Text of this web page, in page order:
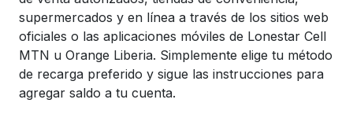
supermercados y en línea a través de los sitios web
oficiales o las aplicaciones móviles de Lonestar Cell
MTN u Orange Liberia. Simplemente elige tu método
de recarga preferido y sigue las instrucciones para
agregar saldo a tu cuenta.